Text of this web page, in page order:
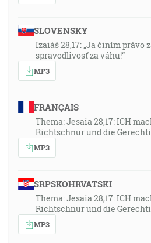
SLOVENSKY
Izaiáš 28,17: „Ja činím právo
spravodlivosť za váhu!“
MP3
FRANÇAIS
Thema: Jesaia 28,17: ICH
Richtschnur und die
MP3
SRPSKOHRVATSKI
Thema: Jesaia 28,17: ICH
Richtschnur und die
MP3